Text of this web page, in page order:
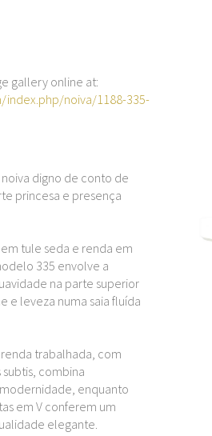
gallery online at:
index.php/noiva/1188-335-
digno de conto de
princesa e presença
tule seda e renda em
335 envolve a
na parte superior
e leveza numa saia fluída
trabalhada, com
combina
enquanto
em V conferem um
elegante.